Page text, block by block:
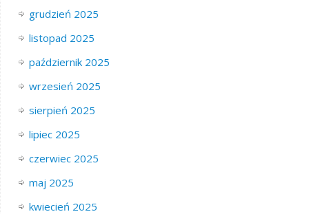
grudzień 2025
listopad 2025
październik 2025
wrzesień 2025
sierpień 2025
lipiec 2025
czerwiec 2025
maj 2025
kwiecień 2025